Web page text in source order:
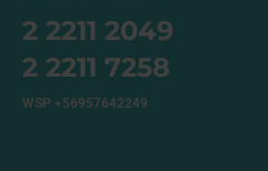
2 2211 2049
2 2211 7258
WSP +56957642249